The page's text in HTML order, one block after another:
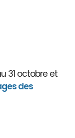
31 octobre et
des